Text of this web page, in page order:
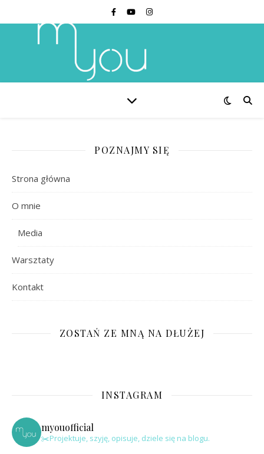
POZNAJMY SIĘ
Strona główna
O mnie
Media
Warsztaty
Kontakt
ZOSTAŃ ZE MNĄ NA DŁUŻEJ
INSTAGRAM
myouofficial
✂️Projektuje, szyję, opisuje, dziele się na blogu.